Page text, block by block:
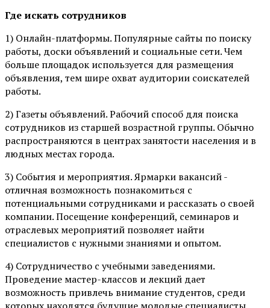
Где искать сотрудников
1) Онлайн-платформы. Популярные сайты по поиску
работы, доски объявлений и социальные сети. Чем
больше площадок используется для размещения
объявления, тем шире охват аудитории соискателей
работы.
2)Газеты объявлений. Рабочий способ для поиска
сотрудников из старшей возрастной группы. Обычно
распространяются в центрах занятости населения и в
людных местах города.
3) События и мероприятия. Ярмарки вакансий -
отличная возможность познакомиться с
потенциальными сотрудниками и рассказать о своей
компании. Посещение конференций, семинаров и
отраслевых мероприятий позволяет найти
специалистов с нужными знаниями и опытом.
4) Сотрудничество с учебными заведениями.
Проведение мастер-классов и лекций дает
возможность привлечь внимание студентов, среди
которых находятся будущие молодые специалисты.